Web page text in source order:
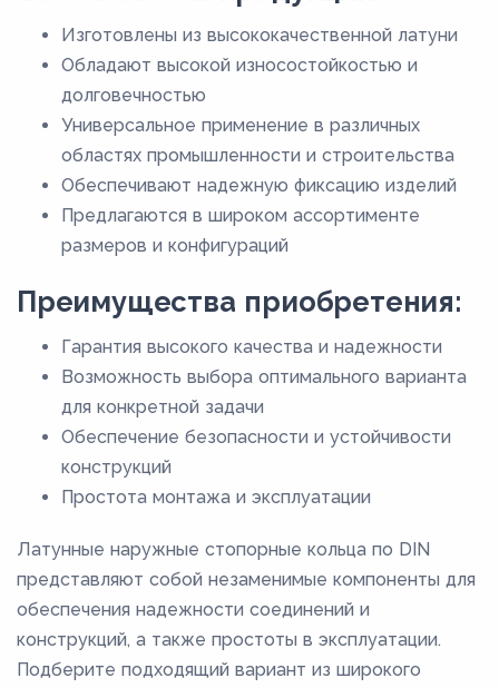
Изготовлены из высококачественной латуни
Обладают высокой износостойкостью и
долговечностью
Универсальное применение в различных
областях промышленности и строительства
Обеспечивают надежную фиксацию изделий
Предлагаются в широком ассортименте
размеров и конфигураций
Преимущества приобретения:
Гарантия высокого качества и надежности
Возможность выбора оптимального варианта
для конкретной задачи
Обеспечение безопасности и устойчивости
конструкций
Простота монтажа и эксплуатации
Латунные наружные стопорные кольца по DIN
представляют собой незаменимые компоненты для
обеспечения надежности соединений и
конструкций, а также простоты в эксплуатации.
Подберите подходящий вариант из широкого